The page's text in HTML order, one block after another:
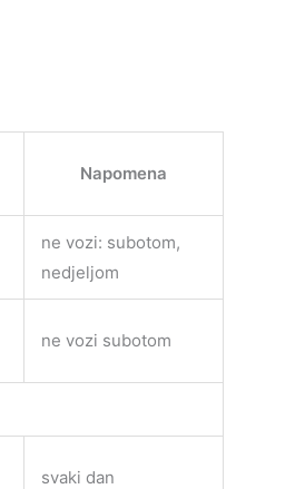
Napomena
ne vozi: subotom,
nedjeljom
ne vozi subotom
svaki dan